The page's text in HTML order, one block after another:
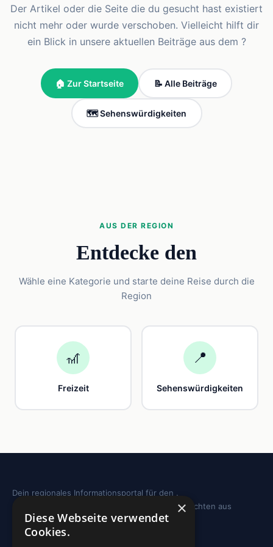
Der Artikel oder die Seite die du gesucht hast existiert
nicht mehr oder wurde verschoben. Vielleicht hilft dir
ein Blick in unsere aktuellen Beiträge aus dem ?
🏠 Zur Startseite 📝 Alle Beiträge
🗺️ Sehenswürdigkeiten
AUS DER REGION
Entdecke den
Wähle eine Kategorie und starte deine Reise durch die
Region
🎢
Freizeit
📍
Sehenswürdigkeiten
Dein regionales Informationsportal für den .
Sehenswürdigkeiten, Ausflugstipps und Geschichten aus
deiner Region.
×
Diese Webseite verwendet
Cookies.